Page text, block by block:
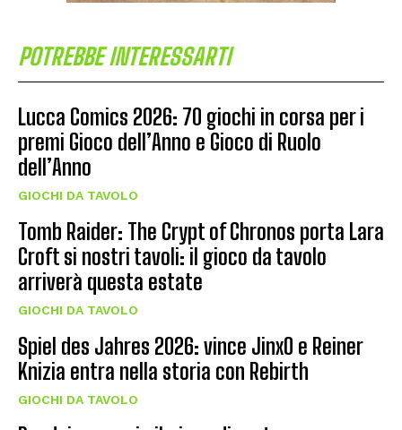
POTREBBE INTERESSARTI
Lucca Comics 2026: 70 giochi in corsa per i
premi Gioco dell’Anno e Gioco di Ruolo
dell’Anno
GIOCHI DA TAVOLO
Tomb Raider: The Crypt of Chronos porta Lara
Croft si nostri tavoli: il gioco da tavolo
arriverà questa estate
GIOCHI DA TAVOLO
Spiel des Jahres 2026: vince JinxO e Reiner
Knizia entra nella storia con Rebirth
GIOCHI DA TAVOLO